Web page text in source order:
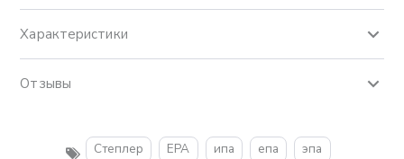
Характеристики
Отзывы
Степлер EPA ипа епа
эпа